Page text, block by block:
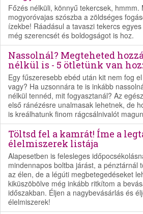
Főzés nélküli, könnyű tekercsek, hmmm.
mogyoróvajas szószba a zöldséges
ízekbe! Ráadásul a tavaszi tekercs
még szerencsét és boldogságot is hoz.
Nassolnál? Megteheted
nélkül is - 5 ötletünk van
Egy fűszeresebb ebéd után kit nem fog
vagy? Ha uzsonnára te is inkább
nélkül tennéd, mit fogyasztanál? Az
első ránézésre unalmasak lehetnek, de
is kreálhatunk finom rágcsálnivalót
Töltsd fel a kamrát! Íme a
élelmiszerek listája
Alapesetben is felesleges
mindennapos boltba járást, a pénztárnál
az élen, de a légúti megbetegedéseket
kiküszöbölve még inkább ritkítom a
időszakban. Éljen a nagybevásárlás és
élelmiszerek!